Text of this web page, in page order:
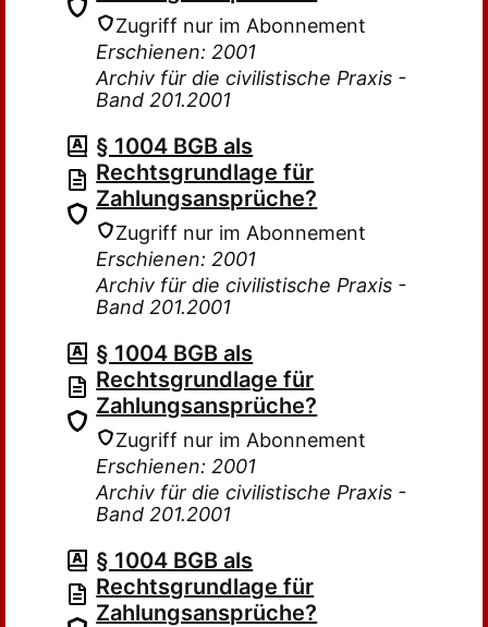
Zugriff nur im Abonnement
Erschienen: 2001
Archiv für die civilistische Praxis -
Band 201.2001
§ 1004 BGB als
Rechtsgrundlage für
Zahlungsansprüche?
Zugriff nur im Abonnement
Erschienen: 2001
Archiv für die civilistische Praxis -
Band 201.2001
§ 1004 BGB als
Rechtsgrundlage für
Zahlungsansprüche?
Zugriff nur im Abonnement
Erschienen: 2001
Archiv für die civilistische Praxis -
Band 201.2001
§ 1004 BGB als
Rechtsgrundlage für
Zahlungsansprüche?